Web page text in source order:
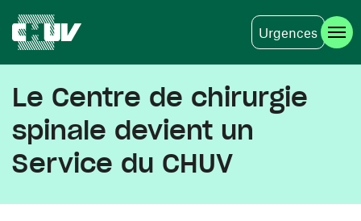
Urgences
Le Centre de chirurgie
spinale devient un
Service du CHUV